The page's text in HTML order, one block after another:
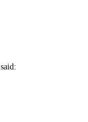
said: